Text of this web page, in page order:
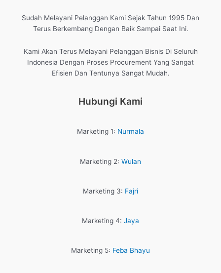
Sudah Melayani Pelanggan Kami Sejak Tahun 1995 Dan
Terus Berkembang Dengan Baik Sampai Saat Ini.
Kami Akan Terus Melayani Pelanggan Bisnis Di Seluruh
Indonesia Dengan Proses Procurement Yang Sangat
Efisien Dan Tentunya Sangat Mudah.
Hubungi Kami
Marketing 1: Nurmala
Marketing 2: Wulan
Marketing 3: Fajri
Marketing 4: Jaya
Marketing 5: Feba Bhayu